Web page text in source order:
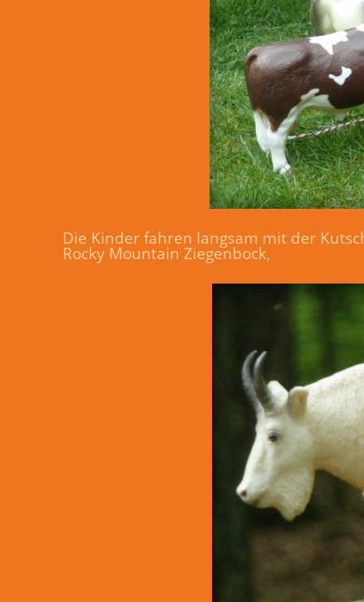
Die Kinder fahren langsam mit der
Rocky Mountain Ziegenbock,